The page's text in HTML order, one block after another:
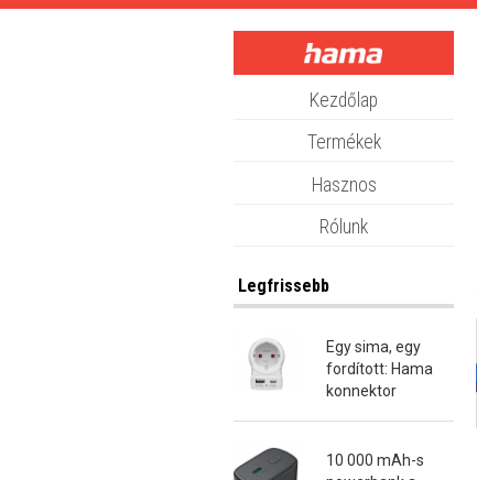
Skip
Kezdőlap
Termékek
Hasznos
Rólunk
Legfrissebb
Egy sima, egy
fordított: Hama
konnektor
10 000 mAh-s